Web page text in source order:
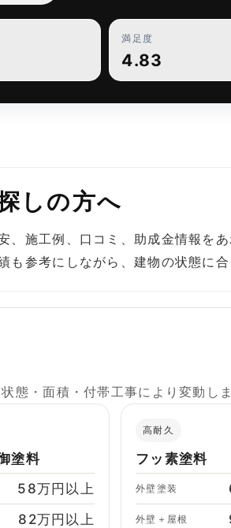
満足度
4.83
しの方へ
施工例、口コミ、助成金情報を
参考にしながら、建物の状態に合
態・面積・付帯工事により変動しま
塗料
58万円以上
82万円以上
高耐久
フッ素塗料
外壁塗装
外壁＋屋根